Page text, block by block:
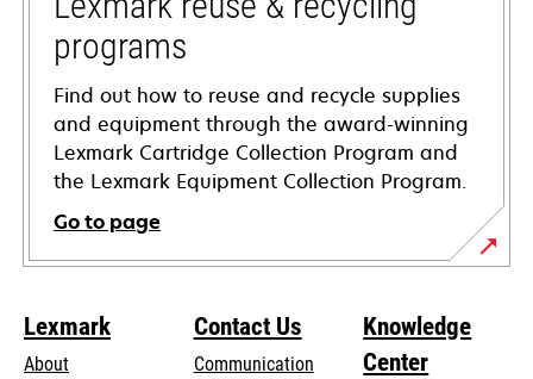
programs
Find out how to reuse and recycle supplies
and equipment through the award-winning
Lexmark Cartridge Collection Program and
the Lexmark Equipment Collection Program.
Go to page
Lexmark
About
Contact Us
Communication
Knowledge
Center